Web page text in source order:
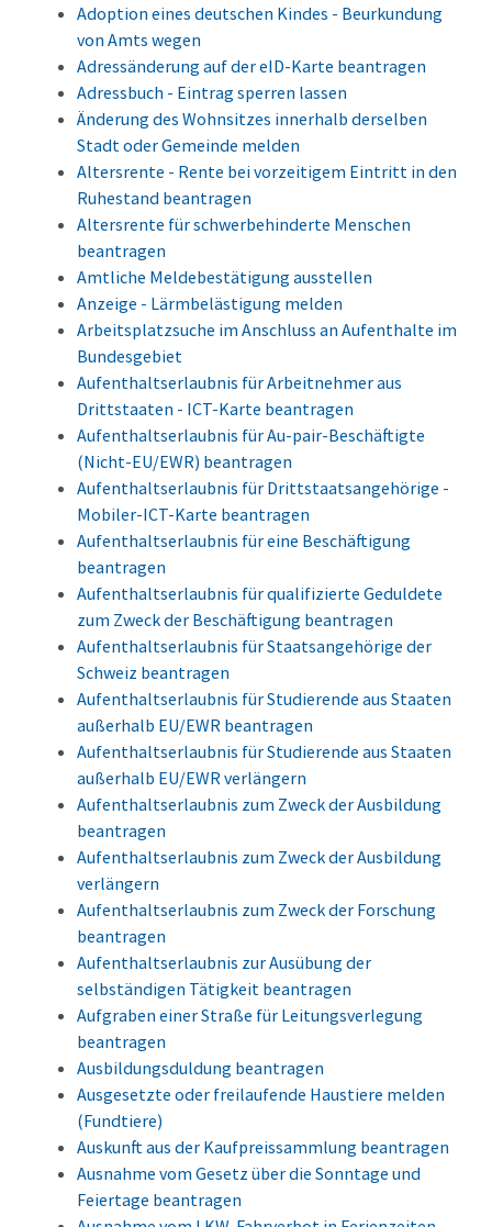
Adoption eines deutschen Kindes - Beurkundung
von Amts wegen
Adressänderung auf der eID-Karte beantragen
Adressbuch - Eintrag sperren lassen
Änderung des Wohnsitzes innerhalb derselben
Stadt oder Gemeinde melden
Altersrente - Rente bei vorzeitigem Eintritt in den
Ruhestand beantragen
Altersrente für schwerbehinderte Menschen
beantragen
Amtliche Meldebestätigung ausstellen
Anzeige - Lärmbelästigung melden
Arbeitsplatzsuche im Anschluss an Aufenthalte im
Bundesgebiet
Aufenthaltserlaubnis für Arbeitnehmer aus
Drittstaaten - ICT-Karte beantragen
Aufenthaltserlaubnis für Au-pair-Beschäftigte
(Nicht-EU/EWR) beantragen
Aufenthaltserlaubnis für Drittstaatsangehörige -
Mobiler-ICT-Karte beantragen
Aufenthaltserlaubnis für eine Beschäftigung
beantragen
Aufenthaltserlaubnis für qualifizierte Geduldete
zum Zweck der Beschäftigung beantragen
Aufenthaltserlaubnis für Staatsangehörige der
Schweiz beantragen
Aufenthaltserlaubnis für Studierende aus Staaten
außerhalb EU/EWR beantragen
Aufenthaltserlaubnis für Studierende aus Staaten
außerhalb EU/EWR verlängern
Aufenthaltserlaubnis zum Zweck der Ausbildung
beantragen
Aufenthaltserlaubnis zum Zweck der Ausbildung
verlängern
Aufenthaltserlaubnis zum Zweck der Forschung
beantragen
Aufenthaltserlaubnis zur Ausübung der
selbständigen Tätigkeit beantragen
Aufgraben einer Straße für Leitungsverlegung
beantragen
Ausbildungsduldung beantragen
Ausgesetzte oder freilaufende Haustiere melden
(Fundtiere)
Auskunft aus der Kaufpreissammlung beantragen
Ausnahme vom Gesetz über die Sonntage und
Feiertage beantragen